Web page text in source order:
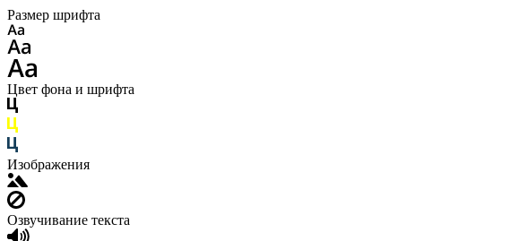
Размер шрифта
Цвет фона и шрифта
Изображения
Озвучивание текста